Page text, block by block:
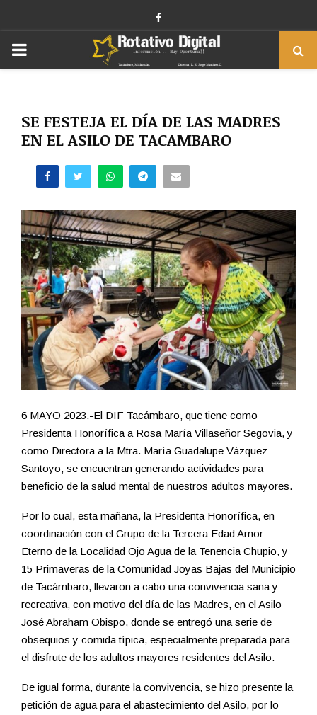
Facebook
PRIMARY
SE FESTEJA EL DÍA DE LAS MADRES
EN EL ASILO DE TACAMBARO
6 MAYO 2023.-El DIF Tacámbaro, que tiene como
Presidenta Honorífica a Rosa María Villaseñor Segovia, y
como Directora a la Mtra. María Guadalupe Vázquez
Santoyo, se encuentran generando actividades para
beneficio de la salud mental de nuestros adultos mayores.
Por lo cual, esta mañana, la Presidenta Honorífica, en
coordinación con el Grupo de la Tercera Edad Amor
Eterno de la Localidad Ojo Agua de la Tenencia Chupio, y
15 Primaveras de la Comunidad Joyas Bajas del Municipio
de Tacámbaro, llevaron a cabo una convivencia sana y
recreativa, con motivo del día de las Madres, en el Asilo
José Abraham Obispo, donde se entregó una serie de
obsequios y comida típica, especialmente preparada para
el disfrute de los adultos mayores residentes del Asilo.
De igual forma, durante la convivencia, se hizo presente la
petición de agua para el abastecimiento del Asilo, por lo